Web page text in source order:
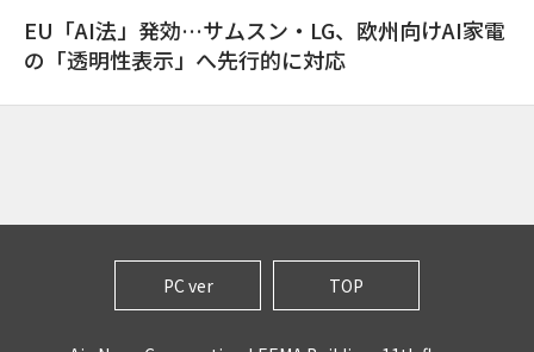
EU「AI法」発効…サムスン・LG、欧州向けAI家電
の「透明性表示」へ先行的に対応
PC ver TOP